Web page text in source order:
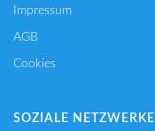
Impressum
AGB
Cookies
SOZIALE NETZWERKE